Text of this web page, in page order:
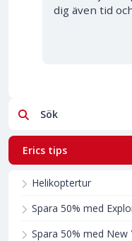
dig även tid
Sök
Erics tips
Helikoptertur
Spara 50% med
Spara 50% med New